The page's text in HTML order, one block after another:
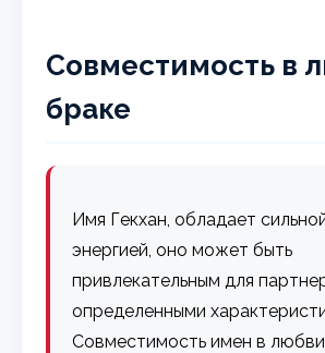
Совместимость в
браке
Имя Гекхан, обладает
энергией, оно может быть
привлекательным для
определенными
Совместимость имен в